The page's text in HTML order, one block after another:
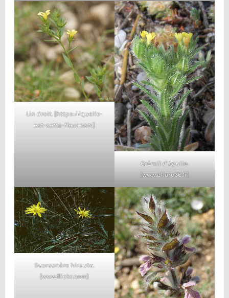
Lin droit. [https://quelle-
est-cette-fleur.com]
Grémil d’Apulie.
[www.eflore66.fr]
Scorsonère hirsute.
[www.flickr.com]